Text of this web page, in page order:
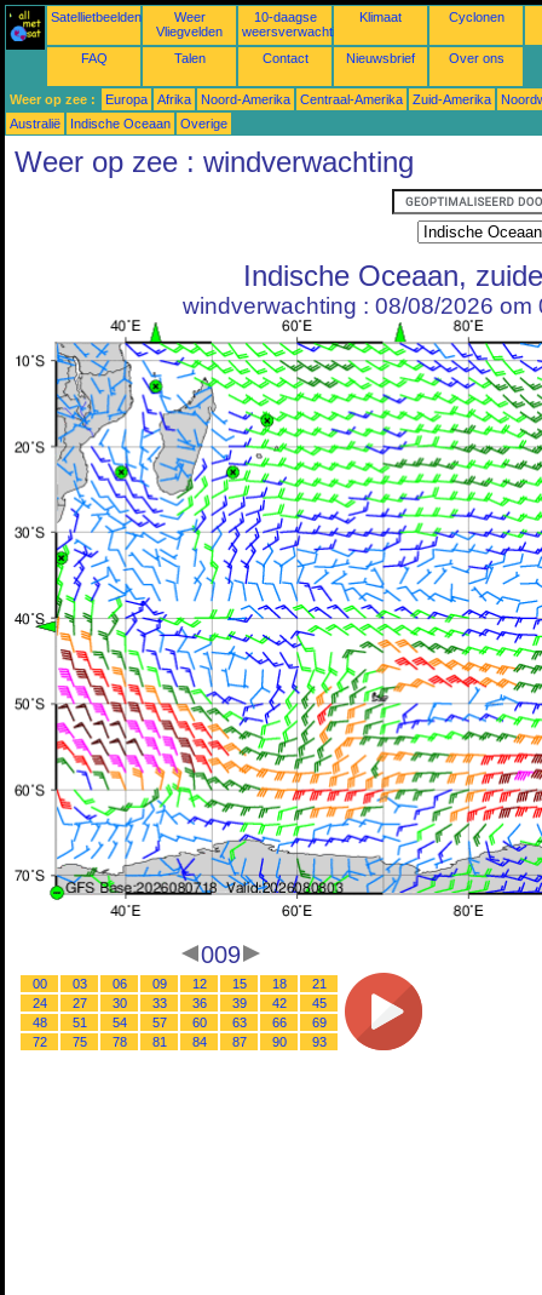
Satellietbeelden
Weer
Vliegvelden
10-daagse
weersverwachtingen
Klimaat Cyclonen
FAQ Talen Contact Nieuwsbrief Over ons
Weer op zee : Europa Afrika Noord-Amerika Centraal-Amerika Zuid-Amerika
Australië
Indische Oceaan Overige
Weer op zee : windverwachting
Indische Oceaan,
windverwachting : 08/08/2026 om
009
00 03 06 09 12 15 18
21
24
27 30 33 36 39 42
45
48
51 54 57 60 63 66
69
72
75 78 81 84 87 90 93